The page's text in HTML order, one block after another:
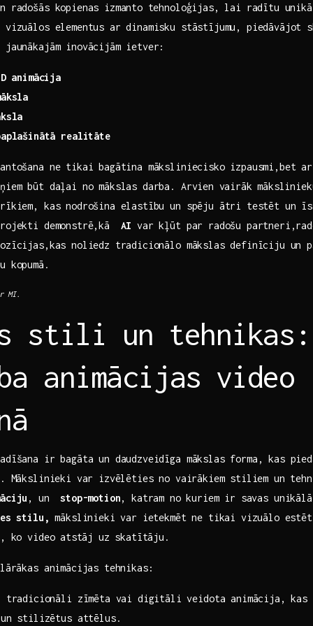
radošās​ kopienas izmanto ⁣tehnoloģijas, ​lai radītu
vizuālos elementus ar dinamisku stāstījumu, piedāvājot
jaunākajām inovācijām ietver:
animācija
realitāte
ne tikai bagātina māksliniecisko izpausmi,bet
būt daļai no mākslas darba. Arvien ⁤vairāk⁢
kas nodrošina elastību ​un spēju ātri testēt un
demonstrē,kā
AI var kļūt‍ par radošu
noliedz tradicionālo mākslas definīciju un
MI.
stili un ⁤tehnikas:
animācijas ⁣video
ir bagāta un daudzveidīga mākslas forma, kas
Mākslinieki var izvēlēties no vairākiem stiliem un
, un ⁣stop-motion, ⁢katram no kuriem ir savas
stilu, ‌mākslinieki var ietekmēt ne tikai vizuālo
ko video⁤ atstāj uz skatītāju.
animācijas tehnikas:
tradicionāli zīmēta vai digitāli‌ veidota animācija, kas
un stilizētus ‍attēlus.